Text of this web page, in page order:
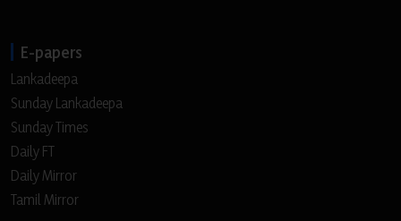
E-papers
Lankadeepa
Sunday Lankadeepa
Sunday Times
Daily FT
Daily Mirror
Tamil Mirror